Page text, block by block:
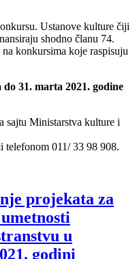
Ustanove kulture čiji
shodno članu 74.
konkursima koje raspisuju
31. marta 2021. godine
sajtu Ministarstva kulture i
telefonom 011/ 33 98 908.
projekata za
u
godini